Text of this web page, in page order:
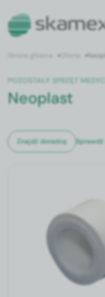
Oferta
POZOSTAŁY SPRZĘT
Neoplast
Znajdź doradcę Sprawdź